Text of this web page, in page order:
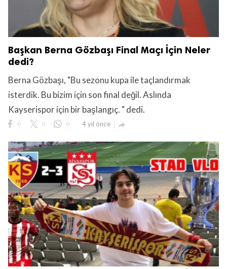
Başkan Berna Gözbaşı Final Maçı İçin Neler
dedi?
Berna Gözbaşı, "Bu sezonu kupa ile taçlandırmak
isterdik. Bu bizim için son final değil. Aslında
Kayserispor için bir başlangıç. " dedi.
0 0 0 4 yıl önce 